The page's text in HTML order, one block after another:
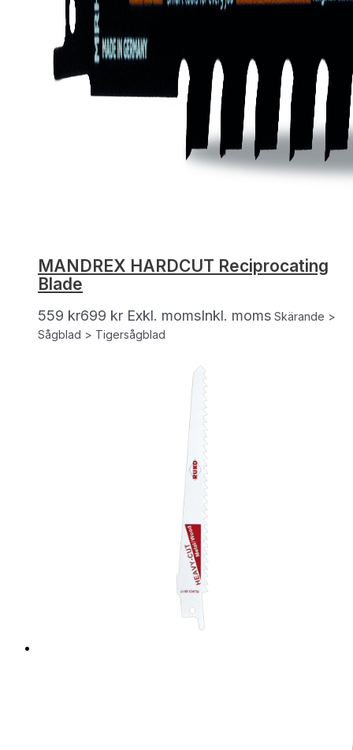
MANDREX HARDCUT Reciprocating
Blade
559 kr699 kr Exkl. momsInkl. moms Skärande >
Sågblad > Tigersågblad